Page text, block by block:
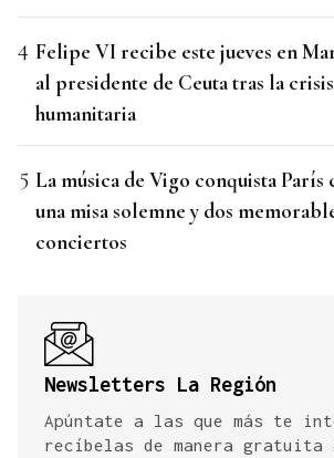
Felipe VI recibe este jueves en
al presidente de Ceuta tras la crisis
humanitaria
La música de Vigo conquista París
una misa solemne y dos
conciertos
Newsletters La Región
Apúntate a las que más te
recíbelas de manera gratuita